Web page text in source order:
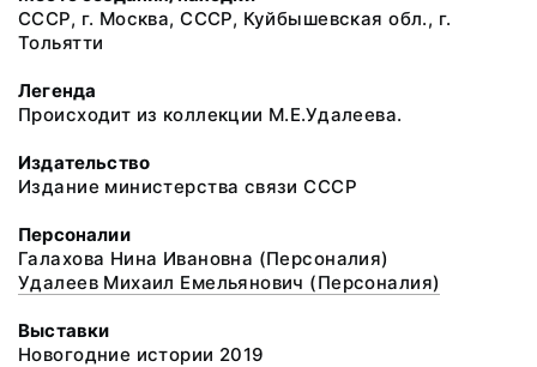
СССР, г. Москва, СССР, Куйбышевская обл., г.
Тольятти
Легенда
Происходит из коллекции М.Е.Удалеева.
Издательство
Издание министерства связи СССР
Персоналии
Галахова Нина Ивановна (Персоналия)
Удалеев Михаил Емельянович (Персоналия)
Выставки
Новогодние истории 2019